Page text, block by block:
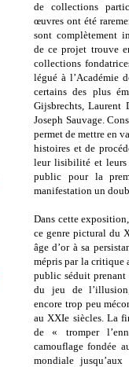
de collections
œuvres ont été
sont complètement
de ce projet trouve
collections
légué à l’Académie
certains des plus
Gijsbrechts, Laurent
Joseph Sauvage.
permet de mettre en
histoires et de
leur lisibilité et leurs
public pour la
manifestation un
Dans cette
ce genre pictural du
âge d’or à sa
mépris par la critique
public séduit
du jeu de
encore trop peu
au XXIe siècles. La
de « tromper
camouflage fondée
mondiale